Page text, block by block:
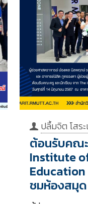
ปลื้มจิต โสระ
ต้อนรับคณะ
Institute
Education
ชมห้องสมุด